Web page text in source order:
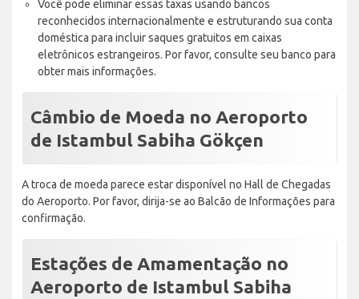
Você pode eliminar essas taxas usando bancos
reconhecidos internacionalmente e estruturando sua conta
doméstica para incluir saques gratuitos em caixas
eletrônicos estrangeiros. Por favor, consulte seu banco para
obter mais informações.
Câmbio de Moeda no Aeroporto
de Istambul Sabiha Gökçen
A troca de moeda parece estar disponível no Hall de Chegadas
do Aeroporto. Por favor, dirija-se ao Balcão de Informações para
confirmação.
Estações de Amamentação no
Aeroporto de Istambul Sabiha